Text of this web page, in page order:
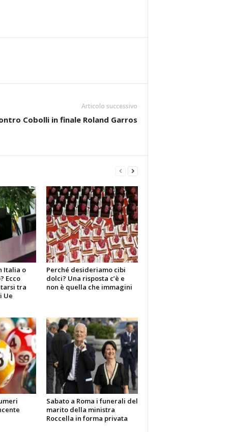
Articolo successivo
Cobolli in finale Roland Garros
Italia o
Ecco
tra
Ue
Perché desideriamo cibi
dolci? Una risposta c’è e
non è quella che immagini
Sabato a Roma i funerali del
marito della ministra
Roccella in forma privata